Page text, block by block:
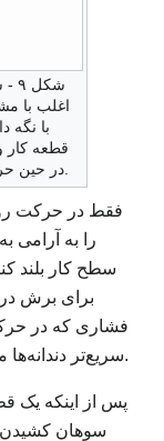
اغلب با
با
قطعه کار
فقط در حرکت رو
را به آرامی
سطح کار بلند
برای برش
فشاری که در
سریع‌تر دندانه‌ها می‌شود، بدون اینکه هیچ فایده‌ای داشته باشد.
پس از اینکه یک
سوهان کشیدن